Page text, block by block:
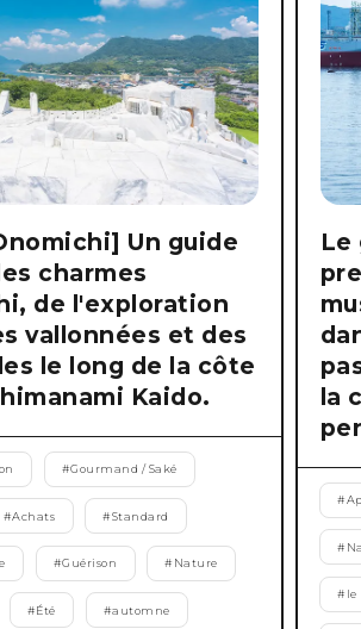
Un guide
charmes
de l'exploration
vallonnées et des
le long de la côte
Kaido.
#Gourmand / Saké
#Achats #Standard
#Guérison # Nature
#Été #automne
Le
la
#
#
# le